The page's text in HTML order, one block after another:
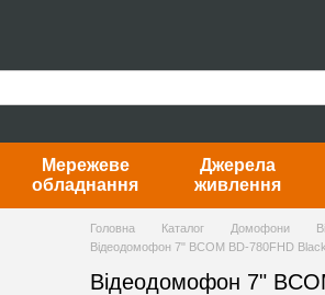
Мережеве
обладнання
Джерела
живлення
Головна Каталог Домофони
Відеодомофон 7" BCOM BD-780FHD
Відеодомофон 7"